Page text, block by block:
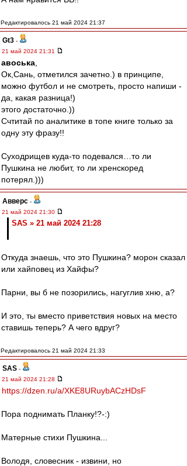
Редактировалось 21 май 2024 21:37
Gt3 -
21 май 2024 21:31
авоська
Ок,Сань, отметился зачетно.) в принципе,
можно футбол и не смотреть, просто напиши -
да, какая разница!)
этого достаточно.))
Счтитай по аналитике в топе книге только за
одну эту фразу!!
Суходрищев куда-то подевался…то ли
Пушкина не любит, то ли хренскоред
потерял.)))
Авверс -
21 май 2024 21:30
SAS » 21 май 2024 21:28
Откуда знаешь, что это Пушкина? морон сказал
или хайповец из Хайфы?
Парни, вы б не позорились, нагуглив хню, а?
И это, ты вместо приветствия новых на место
ставишь теперь? А чего вдруг?
Редактировалось 21 май 2024 21:33
SAS -
21 май 2024 21:28
https://dzen.ru/a/XKE8URuybACzHDsF
Пора поднимать Планку!?-:)
Матерные стихи Пушкина...
Володя, словесник - извини, но